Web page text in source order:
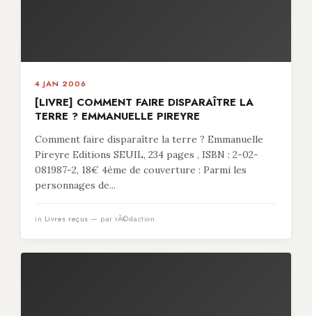
4 JAN 2006
[LIVRE] COMMENT FAIRE DISPARAÎTRE LA
TERRE ? EMMANUELLE PIREYRE
Comment faire disparaître la terre ? Emmanuelle
Pireyre Editions SEUIL, 234 pages , ISBN : 2-02-
081987-2, 18€ 4ème de couverture : Parmi les
personnages de...
in Livres reçus — par rÃ©daction